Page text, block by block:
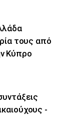
τους από
Κύπρο
-